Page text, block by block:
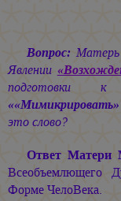
Вопрос:
Явлении
подготовки к
это слово?
Ответ Матери
Всеобъемлющего
Форме ЧелоВека.